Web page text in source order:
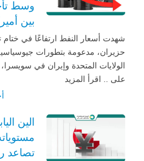
وسط
بين
حزيران، مدعومة بتطورات
الولايات المتحدة وإيران في
على .. اقرأ المزيد
الين
تصاعد